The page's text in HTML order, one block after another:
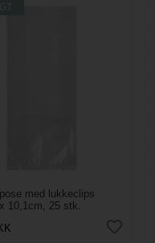
med lukkeclips
10,1cm, 25 stk.